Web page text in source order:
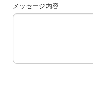
メッセージ内容